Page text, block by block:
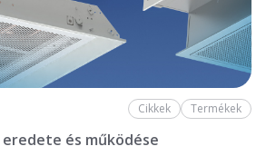
Cikkek Termékek
és működése